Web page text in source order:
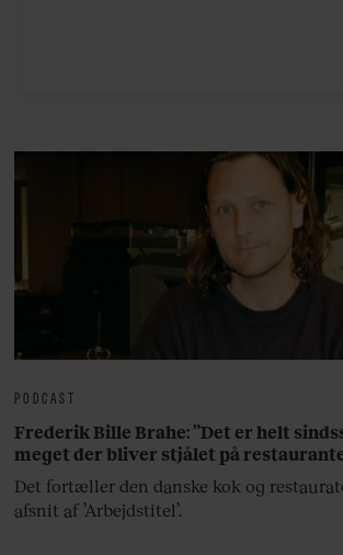
PODCAST
Frederik Bille Brahe: ”Det er helt
meget der bliver stjålet på
Det fortæller den danske kok og
afsnit af ’Arbejdstitel’.